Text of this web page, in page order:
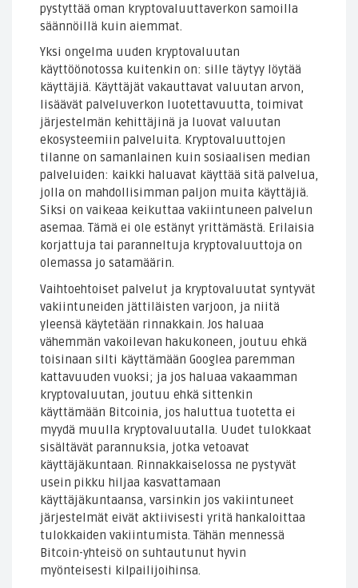
pystyttää oman kryptovaluuttaverkon samoilla
säännöillä kuin aiemmat.
Yksi ongelma uuden kryptovaluutan
käyttöönotossa kuitenkin on: sille täytyy löytää
käyttäjiä. Käyttäjät vakauttavat valuutan arvon,
lisäävät palveluverkon luotettavuutta, toimivat
järjestelmän kehittäjinä ja luovat valuutan
ekosysteemiin palveluita. Kryptovaluuttojen
tilanne on samanlainen kuin sosiaalisen median
palveluiden: kaikki haluavat käyttää sitä palvelua,
jolla on mahdollisimman paljon muita käyttäjiä.
Siksi on vaikeaa keikuttaa vakiintuneen palvelun
asemaa. Tämä ei ole estänyt yrittämästä. Erilaisia
korjattuja tai paranneltuja kryptovaluuttoja on
olemassa jo satamäärin.
Vaihtoehtoiset palvelut ja kryptovaluutat syntyvät
vakiintuneiden jättiläisten varjoon, ja niitä
yleensä käytetään rinnakkain. Jos haluaa
vähemmän vakoilevan hakukoneen, joutuu ehkä
toisinaan silti käyttämään Googlea paremman
kattavuuden vuoksi; ja jos haluaa vakaamman
kryptovaluutan, joutuu ehkä sittenkin
käyttämään Bitcoinia, jos haluttua tuotetta ei
myydä muulla kryptovaluutalla. Uudet tulokkaat
sisältävät parannuksia, jotka vetoavat
käyttäjäkuntaan. Rinnakkaiselossa ne pystyvät
usein pikku hiljaa kasvattamaan
käyttäjäkuntaansa, varsinkin jos vakiintuneet
järjestelmät eivät aktiivisesti yritä hankaloittaa
tulokkaiden vakiintumista. Tähän mennessä
Bitcoin-yhteisö on suhtautunut hyvin
myönteisesti kilpailijoihinsa.